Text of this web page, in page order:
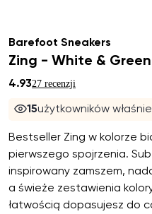
Barefoot Sneakers
Zing - White & Green
4.9327 recenzji
15użytkowników
Bestseller Zing w kolorze
pierwszego spojrzenia.
inspirowany zamszem,
a świeże zestawienia
łatwością dopasujesz do